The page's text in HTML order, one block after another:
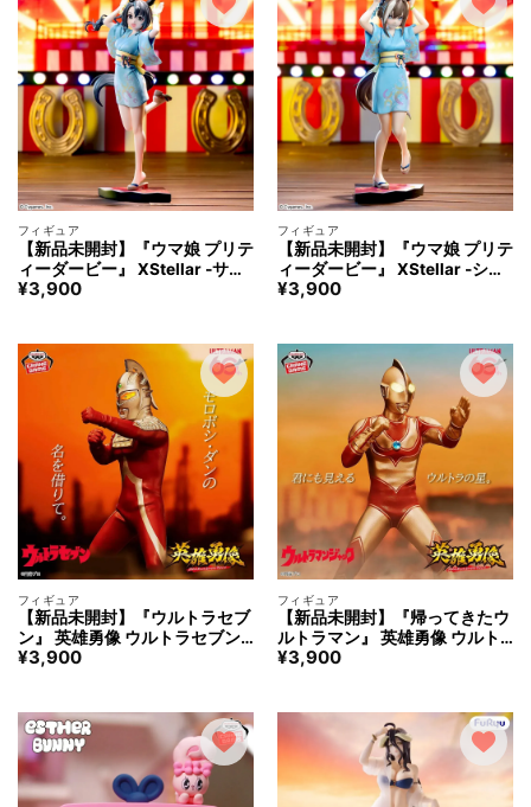
フィギュア
【新品未開封】『ウマ娘 プリテ
ィーダービー』 XStellar ‐サト
ノクラウン‐ トレセン音頭 フィ
¥3,900
フィギュア
【新品未開封】『ウマ娘 プリテ
ィーダービー』 XStellar ‐シュ
ヴァルグラン‐ トレセン音頭 フ
¥3,900
フィギュア
【新品未開封】『ウルトラセブ
ン』 英雄勇像 ウルトラセブン
フィギュア
¥3,900
フィギュア
【新品未開封】『帰ってきたウ
ルトラマン』 英雄勇像 ウルト
ラマンジャック フィギュア
¥3,900